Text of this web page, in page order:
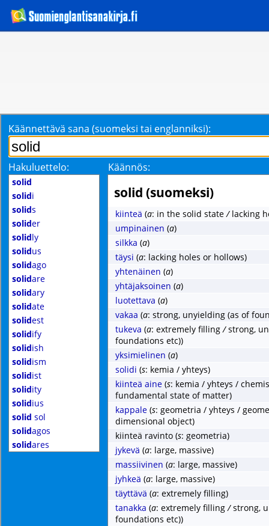
Käännettävä sana (suomeksi tai englanniksi):
Hakuluettelo: Käännös:
solid
solidi
solids
solider
solidly
solidus
solidago
solidare
solidary
solidate
solidest
solidify
solidish
solidism
solidist
solidity
solidius
solid sol
solidagos
solidares
solid (suomeksi)
kiinteä (a: in the solid state/ lacking
umpinainen (a)
silkka (a)
täysi (a: lacking holes or hollows)
yhtenäinen (a)
yhtäjaksoinen (a)
luotettava (a)
vakaa (a: strong, unyielding (as of
tukeva (a: extremely filling/strong,
foundations etc))
yksimielinen (a)
solidi (s: kemia / yhteys)
kiinteä aine (s: kemia / yhteys /
fundamental state of matter)
kappale (s: geometria / yhteys /
dimensional object)
kiinteä ravinto (s: geometria)
jykevä (a: large, massive)
massiivinen (a: large, massive)
jyhkeä (a: large, massive)
täyttävä (a: extremely filling)
tanakka (a: extremely filling/strong,
foundations etc))